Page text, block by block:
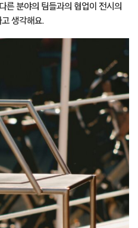
른 분야의 팀들과의 협업이 전시의
생각해요.